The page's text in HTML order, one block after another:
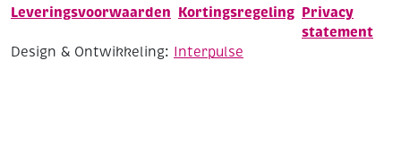
Leveringsvoorwaarden Kortingsregeling Privacy
statement
Design & Ontwikkeling: Interpulse